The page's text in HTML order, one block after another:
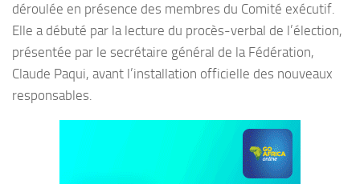
déroulée en présence des membres du Comité exécutif.
Elle a débuté par la lecture du procès-verbal de l’élection,
présentée par le secrétaire général de la Fédération,
Claude Paqui, avant l’installation officielle des nouveaux
responsables.